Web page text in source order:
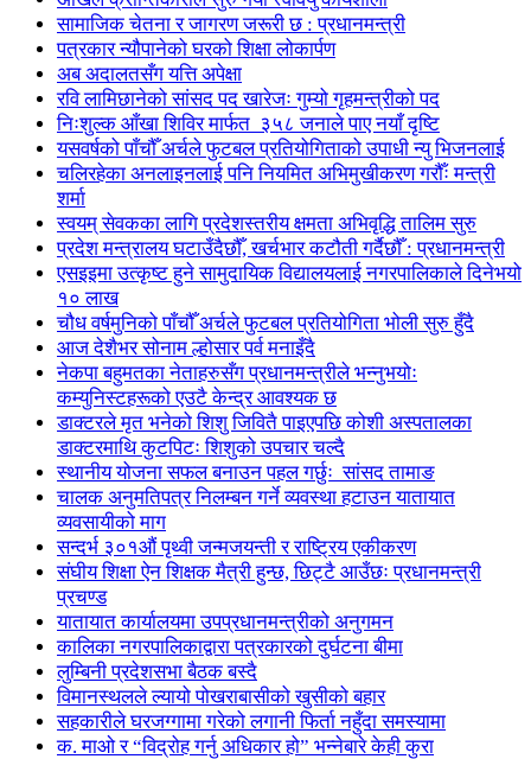
सामाजिक चेतना र जागरण जरूरी छ : प्रधानमन्त्री
पत्रकार न्यौपानेको घरको शिक्षा लोकार्पण
अब अदालतसँग यत्ति अपेक्षा
रवि लामिछानेको सांसद पद खारेजः गुम्यो गृहमन्त्रीको पद
निःशुल्क आँखा शिविर मार्फत ३५८ जनाले पाए नयाँ दृष्टि
यसवर्षको पाँचौँ अर्चले फुटबल प्रतियोगिताको उपाधी न्यु भिजनलाई
चलिरहेका अनलाइनलाई पनि नियमित अभिमुखीकरण गरौँः मन्त्री
शर्मा
स्वयम् सेवकका लागि प्रदेशस्तरीय क्षमता अभिवृद्धि तालिम सुरु
प्रदेश मन्त्रालय घटाउँदैछौँ, खर्चभार कटौती गर्दैछौँ : प्रधानमन्त्री
एसइइमा उत्कृष्ट हुने सामुदायिक विद्यालयलाई नगरपालिकाले दिनेभयो
१० लाख
चौध वर्षमुनिको पाँचौँ अर्चले फुटबल प्रतियोगिता भोली सुरु हुँदै
आज देशैभर सोनाम ल्होसार पर्व मनाइँदै
नेकपा बहुमतका नेताहरुसँग प्रधानमन्त्रीले भन्नुभयोः
कम्युनिस्टहरूको एउटै केन्द्र आवश्यक छ
डाक्टरले मृत भनेको शिशु जिवितै पाइएपछि कोशी अस्पतालका
डाक्टरमाथि कुटपिटः शिशुको उपचार चल्दै
स्थानीय योजना सफल बनाउन पहल गर्छुः सांसद तामाङ
चालक अनुमतिपत्र निलम्बन गर्ने व्यवस्था हटाउन यातायात
व्यवसायीको माग
सन्दर्भ ३०१औं पृथ्वी जन्मजयन्ती र राष्ट्रिय एकीकरण
संघीय शिक्षा ऐन शिक्षक मैत्री हुन्छ, छिट्टै आउँछः प्रधानमन्त्री
प्रचण्ड
यातायात कार्यालयमा उपप्रधानमन्त्रीको अनुगमन
कालिका नगरपालिकाद्वारा पत्रकारको दुर्घटना बीमा
लुम्बिनी प्रदेशसभा बैठक बस्दै
विमानस्थलले ल्यायो पोखराबासीको खुसीको बहार
सहकारीले घरजग्गामा गरेको लगानी फिर्ता नहुँदा समस्यामा
क. माओ र “विद्रोह गर्नु अधिकार हो” भन्नेबारे केही कुरा